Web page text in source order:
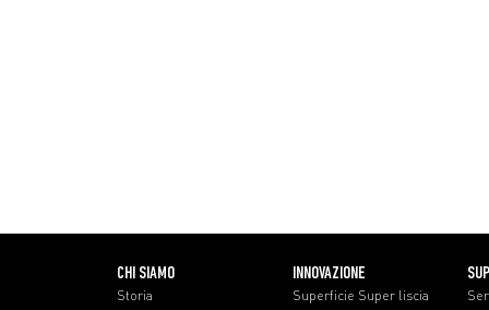
CHI SIAMO
Storia
INNOVAZIONE
Superficie Super liscia